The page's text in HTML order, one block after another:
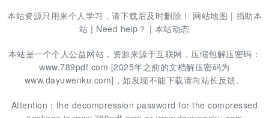
本站资源只用来个人学习，请下载后及时删除！ 网站地图 | 捐助本
站 | Need help？ | 本站动态
本站是一个个人公益网站，资源来源于互联网，压缩包解压密码：
www.789pdf.com [2025年之前的文档解压密码为
www.dayuwenku.com]，如发现不能下载请向站长反馈。
Attention：the decompression password for the compressed